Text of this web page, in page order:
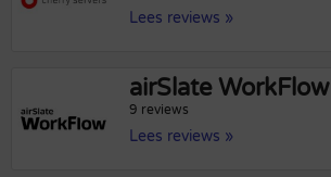
Lees reviews »
airSlate WorkFlow
9 reviews
Lees reviews »